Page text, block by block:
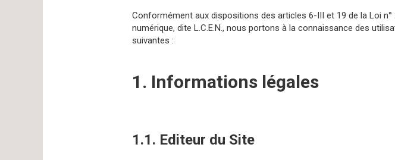
Conformément aux dispositions des articles 6-III et 19 de la Loi
numérique, dite L.C.E.N., nous portons à la connaissance des
suivantes :
1. Informations légales
1.1. Editeur du Site